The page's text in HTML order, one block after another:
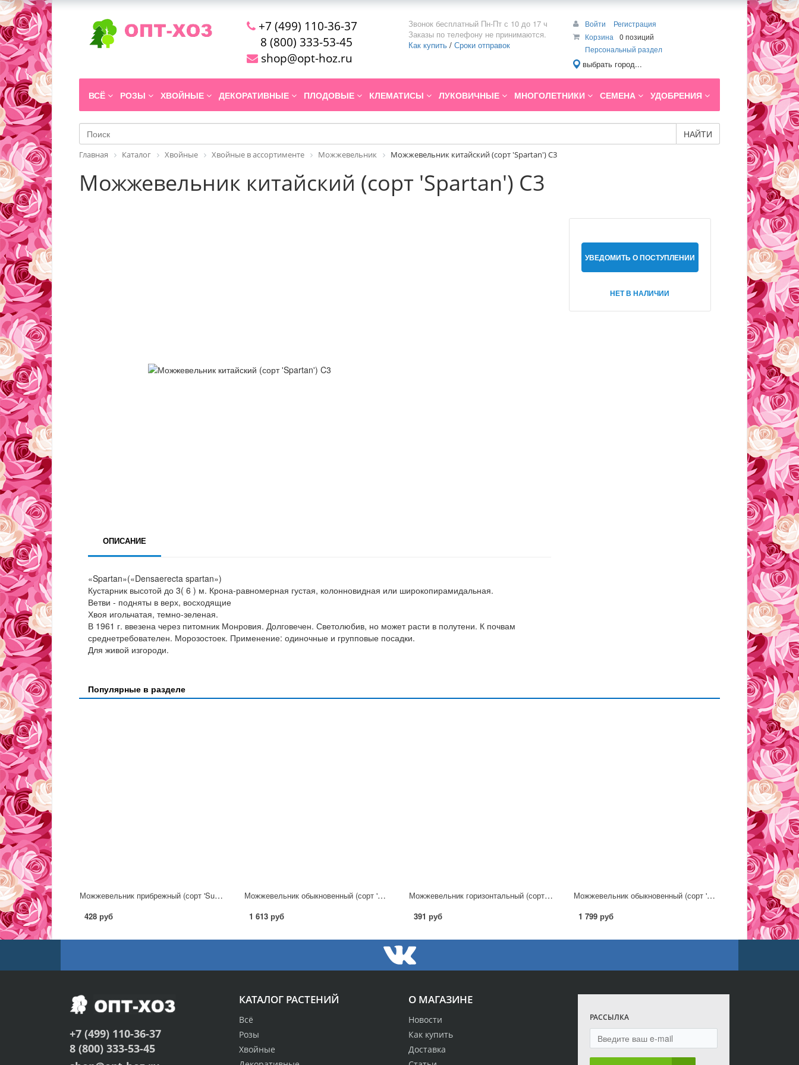
+7 (499) 110-36-37
8 (800) 333-53-45
shop@opt-hoz.ru
Звонок бесплатный Пн-Пт с 10 до 17 ч
Заказы по телефону не принимаются.
Как купить / Сроки отправок
Войти
Регистрация
Корзина
0 позиций
Персональный раздел
выбрать город...
ВСЁ РОЗЫ ХВОЙНЫЕ ДЕКОРАТИВНЫЕ ПЛОДОВЫЕ КЛЕМАТИСЫ ЛУКОВИЧНЫЕ МНОГОЛЕТНИКИ СЕМЕНА УДОБРЕНИЯ
НАЙТИ
Главная Каталог Хвойные Хвойные в ассортименте Можжевельник Можжевельник китайский (сорт 'Spartan') C3
Можжевельник китайский (сорт 'Spartan') C3
УВЕДОМИТЬ О ПОСТУПЛЕНИИ
НЕТ В НАЛИЧИИ
ОПИСАНИЕ
«Spartan»(«Densaerecta spartan»)
Кустарник высотой до 3( 6 ) м. Крона-равномерная густая, колонновидная или широкопирамидальная.
Ветви - подняты в верх, восходящие
Хвоя игольчатая, темно-зеленая.
В 1961 г. ввезена через питомник Монровия. Долговечен. Светолюбив, но может расти в полутени. К почвам
среднетребователен. Морозостоек. Применение: одиночные и групповые посадки.
Для живой изгороди.
Популярные в разделе
Можжевельник прибрежный (сорт 'Sunflower')
428 руб
Можжевельник обыкновенный (сорт 'Depressa Aurea') C3
1 613 руб
Можжевельник горизонтальный (сорт 'Limeglow')
391 руб
Можжевельник обыкновенный (сорт 'Kalebab') С2
1 799 руб
О МАГАЗИНЕ
Новости
Как купить
Доставка
КАТАЛОГ РАСТЕНИЙ
Всё
Розы
Хвойные
РАССЫЛКА
+7 (499) 110-36-37
8 (800) 333-53-45